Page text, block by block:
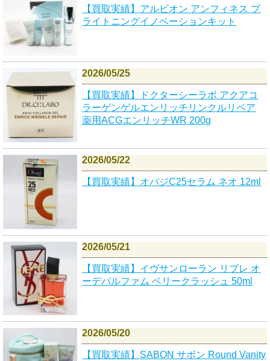
【買取実績】アルビオン アンフィネス ブ
ライトニングイノベーションキット
2026/05/25
【買取実績】ドクターシーラボ アクアコ
ラーゲンゲルエンリッチリンクルリペア
薬用ACGエンリッチWR 200g
2026/05/22
【買取実績】オバジC25セラム ネオ 12ml
2026/05/21
【買取実績】イヴサンローラン リブレ オ
ーデパルファム ベリークラッシュ 50ml
2026/05/20
【買取実績】SABON サボン Round Vanity